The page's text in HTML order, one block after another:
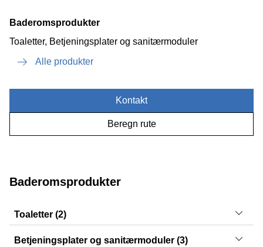
Baderomsprodukter
Toaletter, Betjeningsplater og sanitærmoduler
Alle produkter
Kontakt
Beregn rute
Baderomsprodukter
Toaletter (2)
Acanto, Selnova
Betjeningsplater og sanitærmoduler (3)